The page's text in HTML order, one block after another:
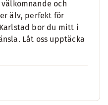
och
älv, perfekt för
bor du mitt i
Låt oss upptäcka